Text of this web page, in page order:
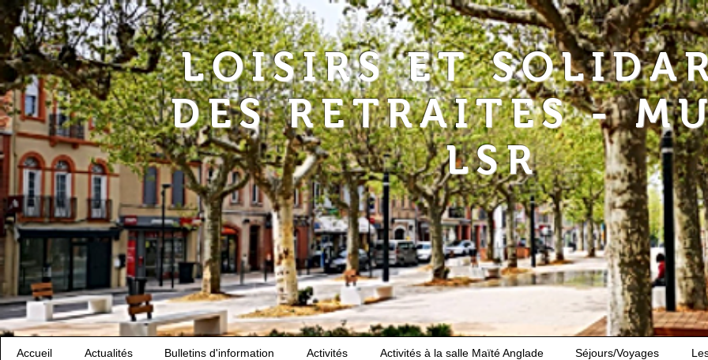
LOISIRS ET
DES RETRAITES -
LSR
Accueil Actualités Bulletins d'information Activités Activités à la salle Maïté Anglade Séjours/Voyages